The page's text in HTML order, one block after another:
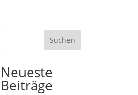
Suchen
Neueste
Beiträge